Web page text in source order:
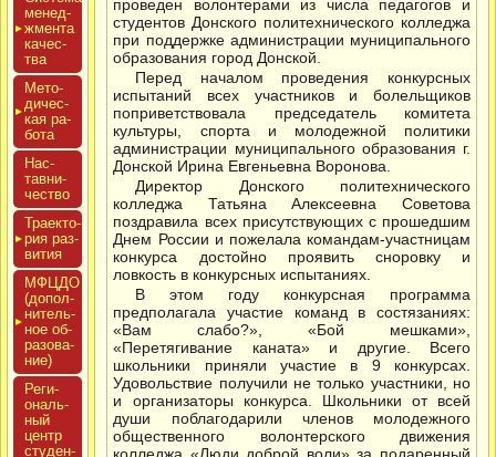
ме­нед­
жмен­та
ка­чес­
тва
Мето­
дичес­
кая ра­
бота
Нас­
тавни­
чес­тво
Тра­ек­то­
рия раз­
ви­тия
МФЦДО
(до­пол­
ни­тель­
ное об­
ра­зова­
ние)
Реги­
ональ­
ный
центр
сту­ден­
проведен волонтерами из числа педагогов и
студентов Донского политехнического колледжа
при поддержке администрации муниципального
образования город Донской.
Перед началом проведения конкурсных
испытаний всех участников и болельщиков
поприветствовала председатель комитета
культуры, спорта и молодежной политики
администрации муниципального образования г.
Донской Ирина Евгеньевна Воронова.
Директор Донского политехнического
колледжа Татьяна Алексеевна Советова
поздравила всех присутствующих с прошедшим
Днем России и пожелала командам-участницам
конкурса достойно проявить сноровку и
ловкость в конкурсных испытаниях.
В этом году конкурсная программа
предполагала участие команд в состязаниях:
«Вам слабо?», «Бой мешками»,
«Перетягивание каната» и другие. Всего
школьники приняли участие в 9 конкурсах.
Удовольствие получили не только участники, но
и организаторы конкурса. Школьники от всей
души поблагодарили членов молодежного
общественного волонтерского движения